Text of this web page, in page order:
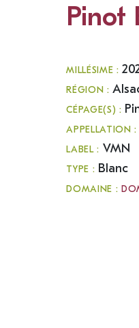
Pinot
MILLÉSIME :
RÉGION :
CÉPAGE(S) :
APPELLATION :
LABEL : VMN
TYPE : Blanc
DOMAINE :